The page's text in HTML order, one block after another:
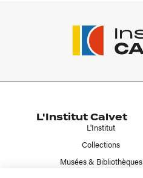
L'Institut Calvet
L'Institut
Collections
Musées & Bibliothèques